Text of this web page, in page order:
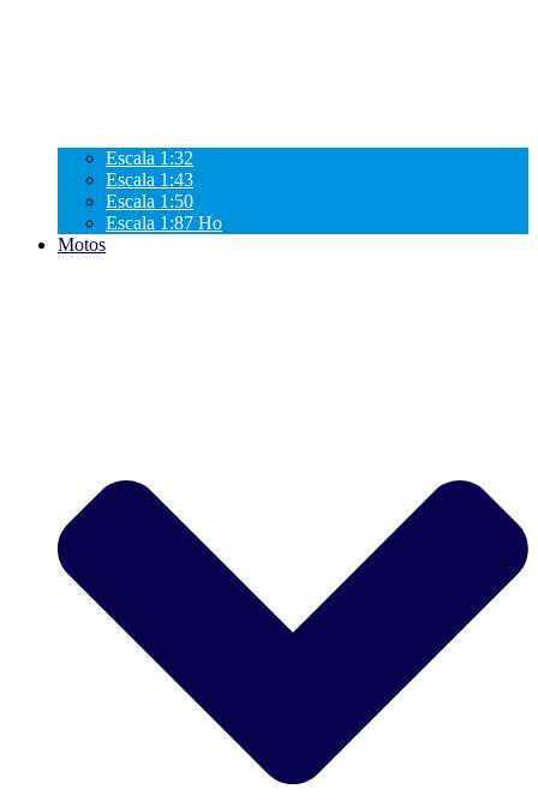
Escala 1:32
Escala 1:43
Escala 1:50
Escala 1:87 Ho
Motos